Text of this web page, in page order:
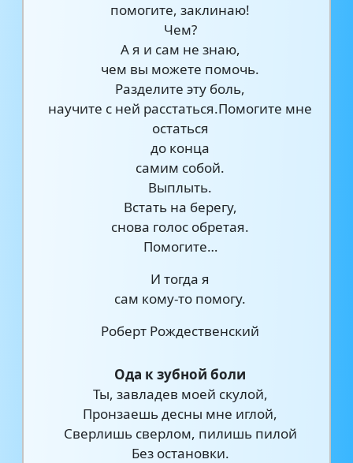
помогите, заклинаю!
Чем?
А я и сам не знаю,
чем вы можете помочь.
Разделите эту боль,
научите с ней расстаться.Помогите мне
остаться
до конца
самим собой.
Выплыть.
Встать на берегу,
снова голос обретая.
Помогите…
И тогда я
сам кому-то помогу.
Роберт Рождественский
Ода к зубной боли
Ты, завладев моей скулой,
Пронзаешь десны мне иглой,
Сверлишь сверлом, пилишь пилой
Без остановки.